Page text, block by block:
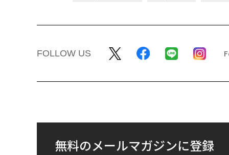
FOLLOW US
無料のメールマガジンに登録